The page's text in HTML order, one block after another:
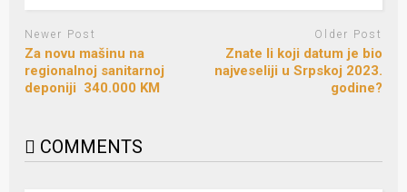
Newer Post
Za novu mašinu na
regionalnoj sanitarnoj
deponiji 340.000 KM
Older Post
Znate li koji datum je bio
najveseliji u Srpskoj 2023.
godine?
COMMENTS